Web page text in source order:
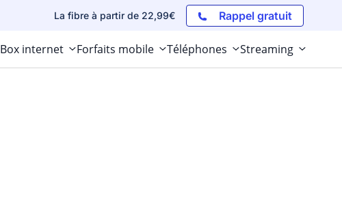
La fibre à partir de 22,99€ Rappel gratuit
Box internet Forfaits mobile Téléphones Streaming